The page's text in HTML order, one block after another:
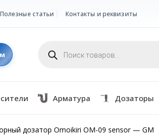
Полезные статьи Контакты и реквизиты
товаров
Арматура Дозаторы
дозатор Omoikiri OM-09 sensor — GM